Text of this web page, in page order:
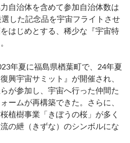
自治体を含めて参加自治体数は
した記念品を宇宙フライトさせ
はじめとする、稀少な『宇宙特
年夏に福島県楢葉町で、24年夏
興宇宙サミット』が開催され、
が参加し、宇宙へ行った仲間た
ームが再構築できた。さらに、
植樹事業「きぼうの桜」が多く
の紲（きずな）のシンボルにな